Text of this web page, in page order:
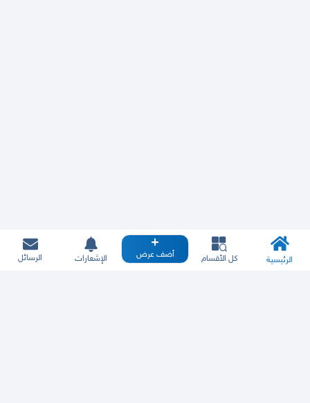
الرئيسية كل الأقسام أضف عرض الإشعارات الرسائل